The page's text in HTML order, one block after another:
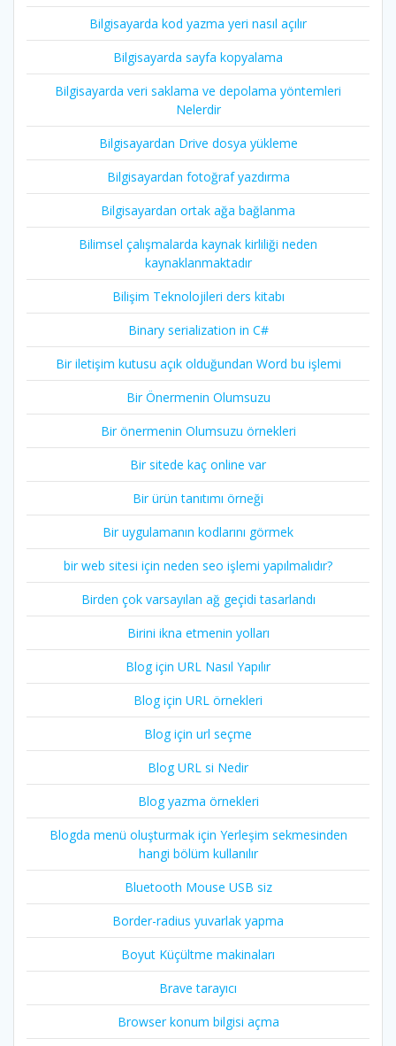
Bilgisayarda kod yazma yeri nasıl açılır
Bilgisayarda sayfa kopyalama
Bilgisayarda veri saklama ve depolama yöntemleri
Nelerdir
Bilgisayardan Drive dosya yükleme
Bilgisayardan fotoğraf yazdırma
Bilgisayardan ortak ağa bağlanma
Bilimsel çalışmalarda kaynak kirliliği neden
kaynaklanmaktadır
Bilişim Teknolojileri ders kitabı
Binary serialization in C#
Bir iletişim kutusu açık olduğundan Word bu işlemi
Bir Önermenin Olumsuzu
Bir önermenin Olumsuzu örnekleri
Bir sitede kaç online var
Bir ürün tanıtımı örneği
Bir uygulamanın kodlarını görmek
bir web sitesi için neden seo işlemi yapılmalıdır?
Birden çok varsayılan ağ geçidi tasarlandı
Birini ikna etmenin yolları
Blog için URL Nasıl Yapılır
Blog için URL örnekleri
Blog için url seçme
Blog URL si Nedir
Blog yazma örnekleri
Blogda menü oluşturmak için Yerleşim sekmesinden
hangi bölüm kullanılır
Bluetooth Mouse USB siz
Border-radius yuvarlak yapma
Boyut Küçültme makinaları
Brave tarayıcı
Browser konum bilgisi açma